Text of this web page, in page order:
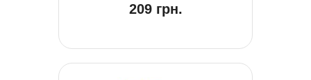
209 грн.